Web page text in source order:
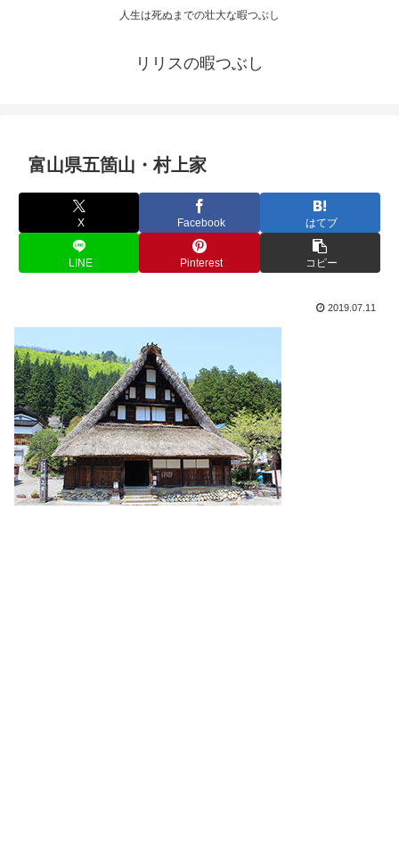
人生は死ぬまでの壮大な暇つぶし
リリスの暇つぶし
富山県五箇山・村上家
X Facebook はてブ
LINE Pinterest コピー
2019.07.11